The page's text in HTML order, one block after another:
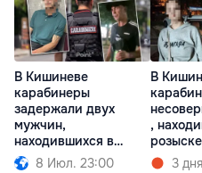
В Кишиневе
карабинеры
задержали двух
мужчин,
находившихся в
розыске
8 Июл. 23:00
В
,
розыске
3